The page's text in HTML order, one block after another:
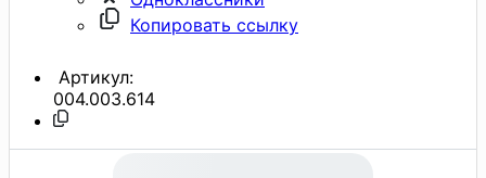
Копировать ссылку
Артикул:
004.003.614